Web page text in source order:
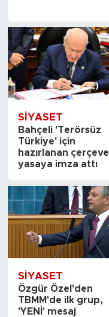
SİYASET
Bahçeli 'Terörsüz
Türkiye' için
hazırlanan çerçeve
yasaya imza attı
SİYASET
Özgür Özel'den
TBMM'de ilk grup,
'YENİ' mesaj